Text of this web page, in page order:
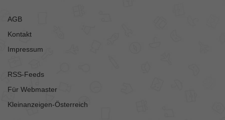
AGB
Kontakt
Impressum
RSS-Feeds
Für Webmaster
Kleinanzeigen-Österreich